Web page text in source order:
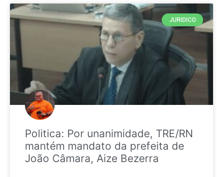
JURIDICO
Politica: Por unanimidade, TRE/RN
mantém mandato da prefeita de
João Câmara, Aize Bezerra